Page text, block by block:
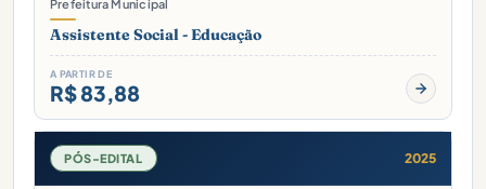
Prefeitura Municipal
Assistente Social - Educação
A PARTIR DE
R$ 83,88
PÓS-EDITAL 2025